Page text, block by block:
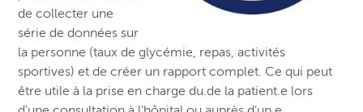
de collecter une
série de données sur
la personne (taux de glycémie, repas, activités
sportives) et de créer un rapport complet. Ce qui peut
être utile à la prise en charge du.de la patient.e lors